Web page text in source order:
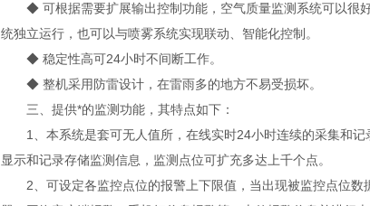
◆ 可根据需要扩展输出控制功能，空气质量监测系统可以很
统独立运行，也可以与喷雾系统实现联动、智能化控制。
◆ 稳定性高可24小时不间断工作。
◆ 整机采用防雷设计，在雷雨多的地方不易受损坏。
三、提供*的监测功能，其特点如下：
1、本系统是套可无人值所，在线实时24小时连续的采集和记
显示和记录存储监测信息，监测点位可扩充多达上千个点。
2、可设定各监控点位的报警上下限值，当出现被监控点位数